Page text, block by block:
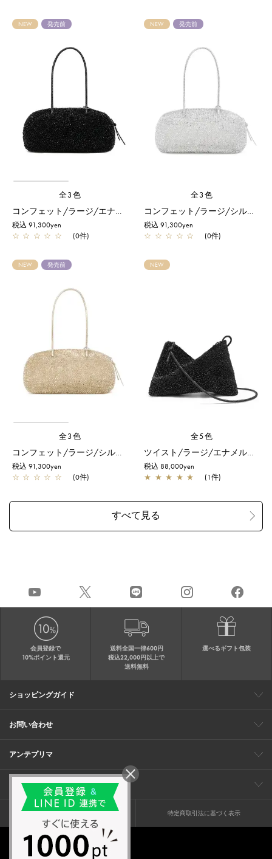
NEW 発売前
全3色
コンフェット/ラージ/エナメルブラック
税込 91,300yen
☆ ☆ ☆ ☆ ☆ (0件)
NEW 発売前
全3色
コンフェット/ラージ/シルバー
税込 91,300yen
☆ ☆ ☆ ☆ ☆ (0件)
NEW 発売前
全3色
コンフェット/ラージ/シルバーゴールド
税込 91,300yen
☆ ☆ ☆ ☆ ☆ (0件)
NEW
全5色
ツイスト/ラージ/エナメルブラック
税込 88,000yen
★ ★ ★ ★ ★ (1件)
会員登録で
10%ポイント還元
送料全国一律600円
税込22,000円以上で
送料無料
選べるギフト包装
ショッピングガイド
会員特典
ご購入・配送について
返品について
ギフト包装
FAQ
サイトマップ
お問い合わせ
メールでのお問い合わせ
お修理についてのお問い合わせ
0120-03-6961
（平日10：30～17：00）
※毎週火曜日はお電話窓口の営業を
お休みさせていただきます
アンテプリマ
ブランドサイト
ショップリスト
ワイヤーバッグについて
特集
オンラインストアニュース
コーポレート
企業情報
採用情報プライバシーポリシー 特定商取引法に基づく表示
© anteprima ltd. all rights reserved.